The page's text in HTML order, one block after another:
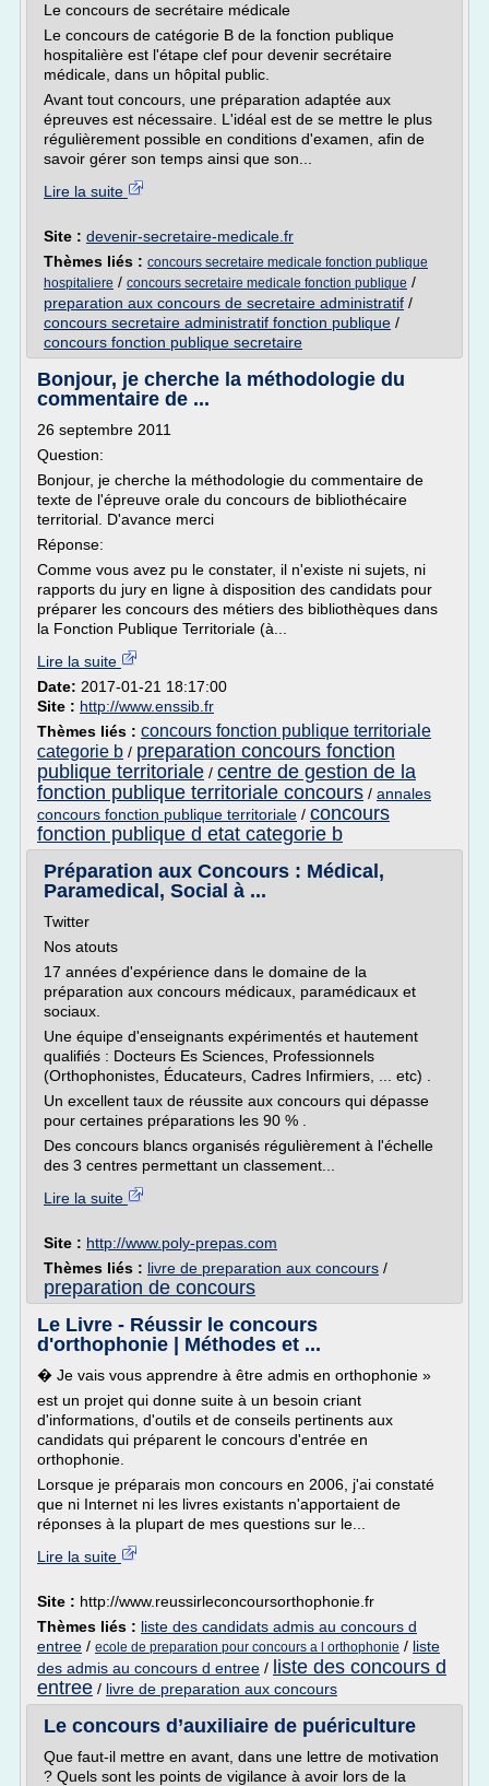
Le concours de secrétaire médicale
Le concours de catégorie B de la fonction publique
hospitalière est l'étape clef pour devenir secrétaire
médicale, dans un hôpital public.
Avant tout concours, une préparation adaptée aux
épreuves est nécessaire. L'idéal est de se mettre le plus
régulièrement possible en conditions d'examen, afin de
savoir gérer son temps ainsi que son...
Lire la suite
Site : devenir-secretaire-medicale.fr
Thèmes liés : concours secretaire medicale fonction publique
hospitaliere / concours secretaire medicale fonction publique /
preparation aux concours de secretaire administratif /
concours secretaire administratif fonction publique /
concours fonction publique secretaire
Bonjour, je cherche la méthodologie du
commentaire de ...
26 septembre 2011
Question:
Bonjour, je cherche la méthodologie du commentaire de
texte de l'épreuve orale du concours de bibliothécaire
territorial. D'avance merci
Réponse:
Comme vous avez pu le constater, il n'existe ni sujets, ni
rapports du jury en ligne à disposition des candidats pour
préparer les concours des métiers des bibliothèques dans
la Fonction Publique Territoriale (à...
Lire la suite
Date: 2017-01-21 18:17:00
Site : http://www.enssib.fr
Thèmes liés : concours fonction publique territoriale
categorie b / preparation concours fonction
publique territoriale / centre de gestion de la
fonction publique territoriale concours / annales
concours fonction publique territoriale / concours
fonction publique d etat categorie b
Préparation aux Concours : Médical,
Paramedical, Social à ...
Twitter
Nos atouts
17 années d'expérience dans le domaine de la
préparation aux concours médicaux, paramédicaux et
sociaux.
Une équipe d'enseignants expérimentés et hautement
qualifiés : Docteurs Es Sciences, Professionnels
(Orthophonistes, Éducateurs, Cadres Infirmiers, ... etc) .
Un excellent taux de réussite aux concours qui dépasse
pour certaines préparations les 90 % .
Des concours blancs organisés régulièrement à l'échelle
des 3 centres permettant un classement...
Lire la suite
Site : http://www.poly-prepas.com
Thèmes liés : livre de preparation aux concours /
preparation de concours
Le Livre - Réussir le concours
d'orthophonie | Méthodes et ...
� Je vais vous apprendre à être admis en orthophonie »
est un projet qui donne suite à un besoin criant
d'informations, d'outils et de conseils pertinents aux
candidats qui préparent le concours d'entrée en
orthophonie.
Lorsque je préparais mon concours en 2006, j'ai constaté
que ni Internet ni les livres existants n'apportaient de
réponses à la plupart de mes questions sur le...
Lire la suite
Site : http://www.reussirleconcoursorthophonie.fr
Thèmes liés : liste des candidats admis au concours d
entree / ecole de preparation pour concours a l orthophonie / liste
des admis au concours d entree / liste des concours d
entree / livre de preparation aux concours
Le concours d’auxiliaire de puériculture
Que faut-il mettre en avant, dans une lettre de motivation
? Quels sont les points de vigilance à avoir lors de la